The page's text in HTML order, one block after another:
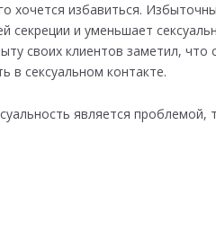
хочется избавиться.
секреции и уменьшает
своих клиентов заметил,
в сексуальном контакте.
является